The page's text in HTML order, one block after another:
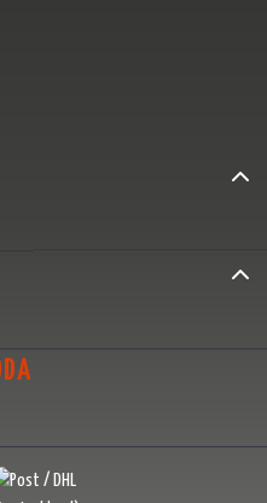
Tab (externer Link)
in neuem Tab (externer Link)
inspirieren – öffnet in neuem Tab
in neuem Tab (externer Link)